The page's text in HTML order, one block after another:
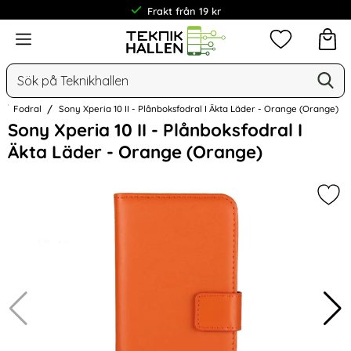
Frakt från 19 kr
Meny
Sök
Mina
Fodral Sony Xperia 10 II - Plånboksfodral I Äkta Läder - Orange (Orange)
Sony Xperia 10 II - Plånboksfodral I
Äkta Läder - Orange (Orange)
Hoppa
över
Bilder